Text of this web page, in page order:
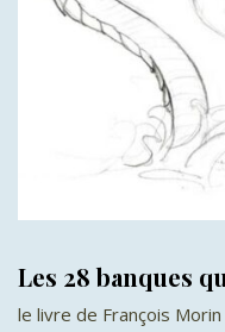
Les 28 banques
le livre de François